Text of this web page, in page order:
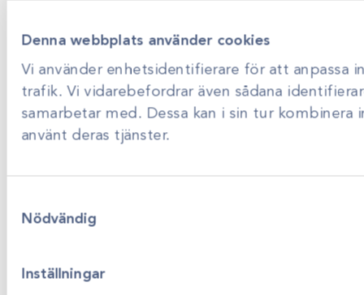
Denna webbplats använder cookies
Vi använder enhetsidentifierare för att anpassa
trafik. Vi vidarebefordrar även sådana
samarbetar med. Dessa kan i sin tur
använt deras tjänster.
Nödvändig
Inställningar